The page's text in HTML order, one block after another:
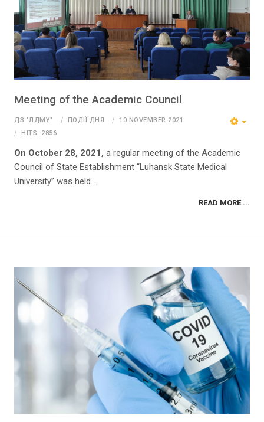
Meeting of the Academic Council
ДЗ "ЛДМУ" ПОДІЇ ДНЯ
10 NOVEMBER 2021
HITS: 2856
On October 28, 2021, a regular meeting of the Academic
Council of State Establishment “Luhansk State Medical
University” was held...
READ MORE ...